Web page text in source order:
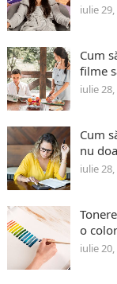
iulie
Cum
filme
iulie
Cum
nu
iulie
o
iulie